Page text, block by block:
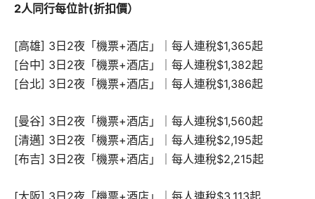
2人同行每位計(折扣價）
[高雄] 3日2夜「機票+酒店」｜每人連稅$1,365起
[台中] 3日2夜「機票+酒店」｜每人連稅$1,382起
[台北] 3日2夜「機票+酒店」｜每人連稅$1,386起
[曼谷] 3日2夜「機票+酒店」｜每人連稅$1,560起
[清邁] 3日2夜「機票+酒店」｜每人連稅$2,195起
[布吉] 3日2夜「機票+酒店」｜每人連稅$2,215起
[大阪] 3日2夜「機票+酒店」｜每人連稅$3,113起